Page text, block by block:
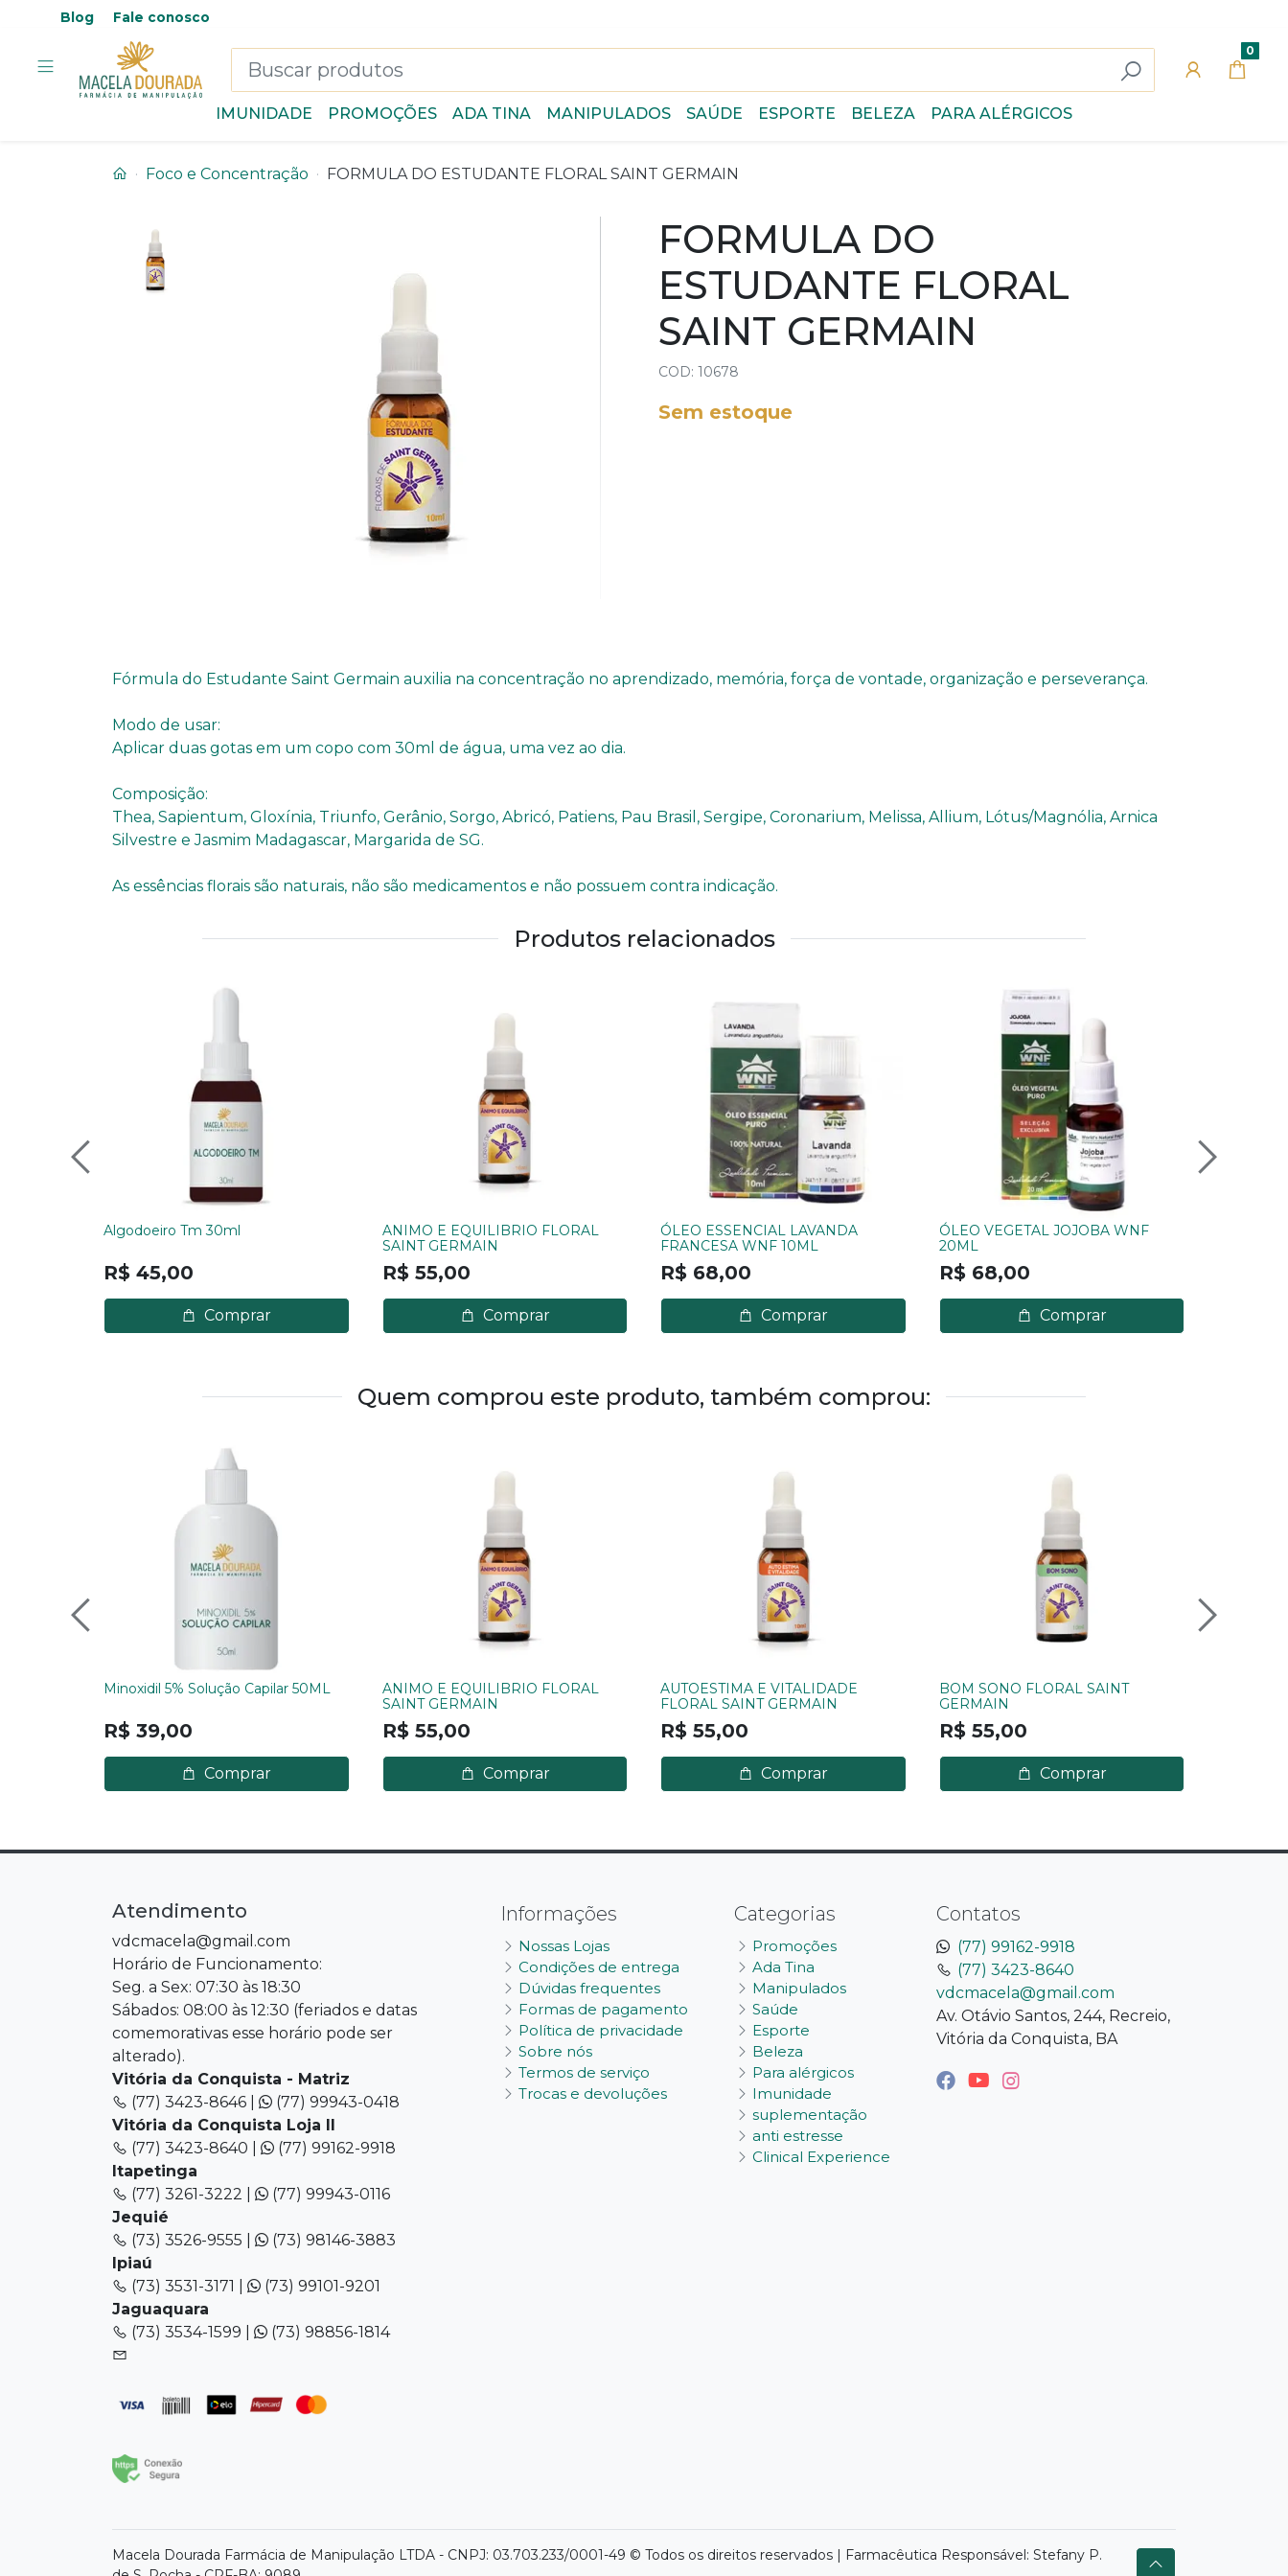
Blog Fale conosco
0
IMUNIDADE PROMOÇÕES ADA TINA MANIPULADOS SAÚDE ESPORTE BELEZA PARA ALÉRGICOS
Foco e Concentração FORMULA DO ESTUDANTE FLORAL SAINT GERMAIN
FORMULA DO
ESTUDANTE FLORAL
SAINT GERMAIN
COD: 10678
Sem estoque
Fórmula do Estudante Saint Germain auxilia na concentração no aprendizado, memória, força de vontade, organização e perseverança.
Modo de usar:
Aplicar duas gotas em um copo com 30ml de água, uma vez ao dia.
Composição:
Thea, Sapientum, Gloxínia, Triunfo, Gerânio, Sorgo, Abricó, Patiens, Pau Brasil, Sergipe, Coronarium, Melissa, Allium, Lótus/Magnólia, Arnica
Silvestre e Jasmim Madagascar, Margarida de SG.
As essências florais são naturais, não são medicamentos e não possuem contra indicação.
Produtos relacionados
Algodoeiro Tm 30ml
R$ 45,00
Comprar
ANIMO E EQUILIBRIO FLORAL
SAINT GERMAIN
R$ 55,00
Comprar
ÓLEO ESSENCIAL LAVANDA
FRANCESA WNF 10ML
R$ 68,00
Comprar
ÓLEO VEGETAL JOJOBA WNF
20ML
R$ 68,00
Comprar
Quem comprou este produto, também comprou:
Minoxidil 5% Solução Capilar 50ML
R$ 39,00
Comprar
ANIMO E EQUILIBRIO FLORAL
SAINT GERMAIN
R$ 55,00
Comprar
AUTOESTIMA E VITALIDADE
FLORAL SAINT GERMAIN
R$ 55,00
Comprar
BOM SONO FLORAL SAINT
GERMAIN
R$ 55,00
Comprar
Contatos
(77) 99162-9918
(77) 3423-8640
vdcmacela@gmail.com
Av. Otávio Santos, 244, Recreio,
Vitória da Conquista, BA
Informações
Nossas Lojas
Condições de entrega
Dúvidas frequentes
Formas de pagamento
Política de privacidade
Sobre nós
Termos de serviço
Trocas e devoluções
Categorias
Promoções
Ada Tina
Manipulados
Saúde
Esporte
Beleza
Para alérgicos
Imunidade
suplementação
anti estresse
Clinical Experience
Atendimento
vdcmacela@gmail.com
Horário de Funcionamento:
Seg. a Sex: 07:30 às 18:30
Sábados: 08:00 às 12:30 (feriados e datas
comemorativas esse horário pode ser
alterado).
Vitória da Conquista - Matriz
(77) 3423-8646 |
(77) 99943-0418
Vitória da Conquista Loja II
(77) 3423-8640 |
(77) 99162-9918
Itapetinga
(77) 3261-3222 |
(77) 99943-0116
Jequié
(73) 3526-9555 |
(73) 98146-3883
Ipiaú
(73) 3531-3171 |
(73) 99101-9201
Jaguaquara
(73) 3534-1599 |
(73) 98856-1814
Macela Dourada Farmácia de Manipulação LTDA - CNPJ: 03.703.233/0001-49 © Todos os direitos reservados | Farmacêutica Responsável: Stefany P.